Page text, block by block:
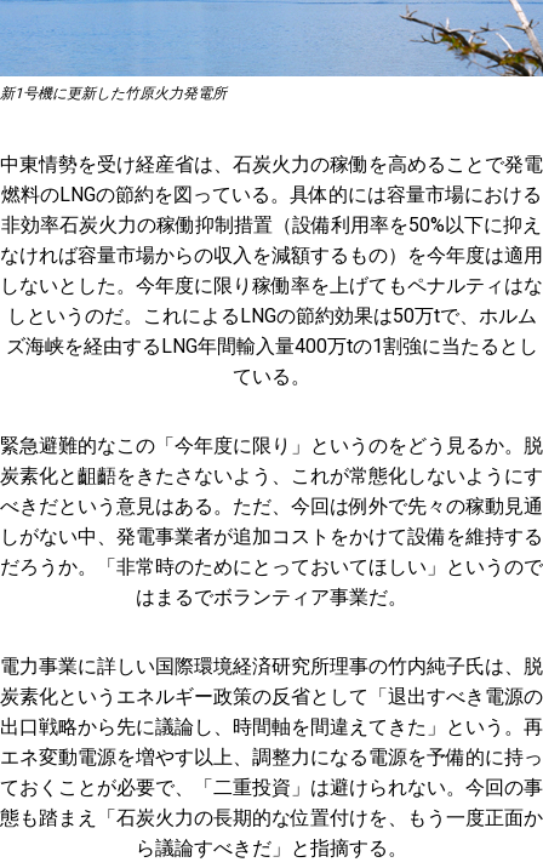
新1号機に更新した竹原火力発電所
中東情勢を受け経産省は、石炭火力の稼働を高めることで発電
燃料のLNGの節約を図っている。具体的には容量市場における
非効率石炭火力の稼働抑制措置（設備利用率を50%以下に抑え
なければ容量市場からの収入を減額するもの）を今年度は適用
しないとした。今年度に限り稼働率を上げてもペナルティはな
しというのだ。これによるLNGの節約効果は50万tで、ホルム
ズ海峡を経由するLNG年間輸入量400万tの1割強に当たるとし
ている。
緊急避難的なこの「今年度に限り」というのをどう見るか。脱
炭素化と齟齬をきたさないよう、これが常態化しないようにす
べきだという意見はある。ただ、今回は例外で先々の稼動見通
しがない中、発電事業者が追加コストをかけて設備を維持する
だろうか。「非常時のためにとっておいてほしい」というので
はまるでボランティア事業だ。
電力事業に詳しい国際環境経済研究所理事の竹内純子氏は、脱
炭素化というエネルギー政策の反省として「退出すべき電源の
出口戦略から先に議論し、時間軸を間違えてきた」という。再
エネ変動電源を増やす以上、調整力になる電源を予備的に持っ
ておくことが必要で、「二重投資」は避けられない。今回の事
態も踏まえ「石炭火力の長期的な位置付けを、もう一度正面か
ら議論すべきだ」と指摘する。